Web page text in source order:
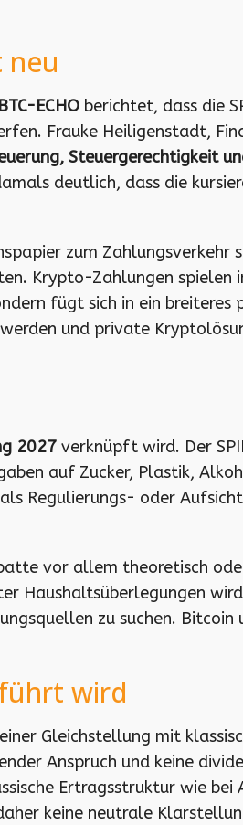
neu
BTC-ECHO berichtet, dass die
Frauke Heiligenstadt,
Steuergerechtigkeit
deutlich, dass die
zum Zahlungsverkehr
Krypto-Zahlungen spielen
fügt sich in ein breiteres
und private
2027 verknüpft wird. Der
auf Zucker, Plastik,
Regulierungs- oder
vor allem theoretisch
Haushaltsüberlegungen
zu suchen.
wird
Gleichstellung mit
Anspruch und keine
Ertragsstruktur wie bei
keine neutrale